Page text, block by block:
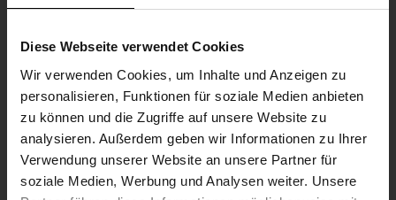
Diese Webseite verwendet Cookies
Wir verwenden Cookies, um Inhalte und Anzeigen zu
personalisieren, Funktionen für soziale Medien anbieten
zu können und die Zugriffe auf unsere Website zu
analysieren. Außerdem geben wir Informationen zu Ihrer
Verwendung unserer Website an unsere Partner für
soziale Medien, Werbung und Analysen weiter. Unsere
ALIMENTATION ÉLECTRIQUE
Tension nominale
24 V à 110 V DC (tolérances selon EN 50155)
Sous-coupure de tension